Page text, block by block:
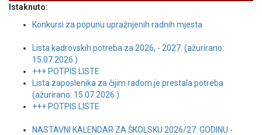
Istaknuto:
Konkursi za popunu upražnjenih radnih mjesta
Lista kadrovskih potreba za 2026, - 2027. (ažurirano:
15.07.2026.)
+++ POTPIS LISTE
Lista zaposlenika za čijim radom je prestala potreba
(ažurirano: 15.07.2026.)
+++ POTPIS LISTE
NASTAVNI KALENDAR ZA ŠKOLSKU 2026/27. GODINU -